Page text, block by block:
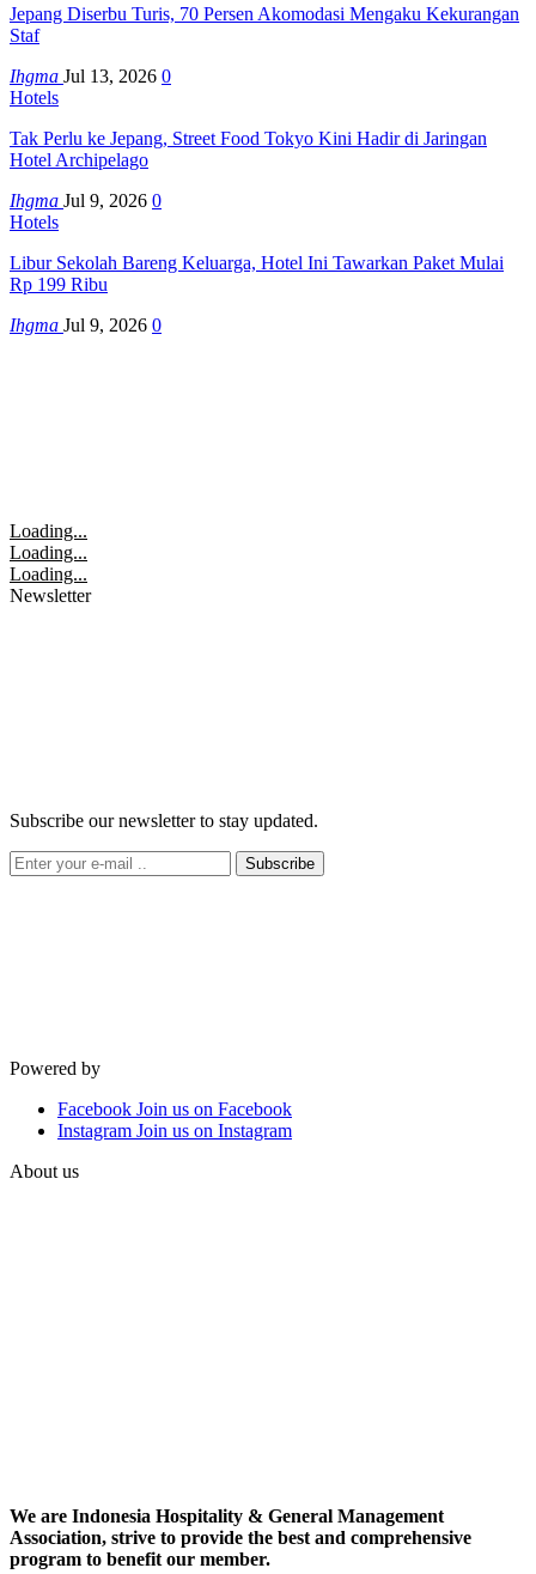
Jepang Diserbu Turis, 70 Persen Akomodasi Mengaku Kekurangan
Staf
Ihgma Jul 13, 2026 0
Hotels
Tak Perlu ke Jepang, Street Food Tokyo Kini Hadir di Jaringan
Hotel Archipelago
Ihgma Jul 9, 2026 0
Hotels
Libur Sekolah Bareng Keluarga, Hotel Ini Tawarkan Paket Mulai
Rp 199 Ribu
Ihgma Jul 9, 2026 0
Loading...
Loading...
Loading...
Newsletter
Subscribe our newsletter to stay updated.
Subscribe
Powered by
Facebook Join us on Facebook
Instagram Join us on Instagram
About us
We are Indonesia Hospitality & General Management
Association, strive to provide the best and comprehensive
program to benefit our member.